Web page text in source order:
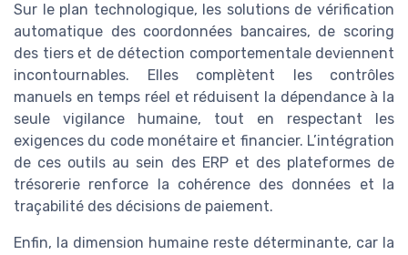
Sur le plan technologique, les solutions de vérification
automatique des coordonnées bancaires, de scoring
des tiers et de détection comportementale deviennent
incontournables. Elles complètent les contrôles
manuels en temps réel et réduisent la dépendance à la
seule vigilance humaine, tout en respectant les
exigences du code monétaire et financier. L’intégration
de ces outils au sein des ERP et des plateformes de
trésorerie renforce la cohérence des données et la
traçabilité des décisions de paiement.
Enfin, la dimension humaine reste déterminante, car la